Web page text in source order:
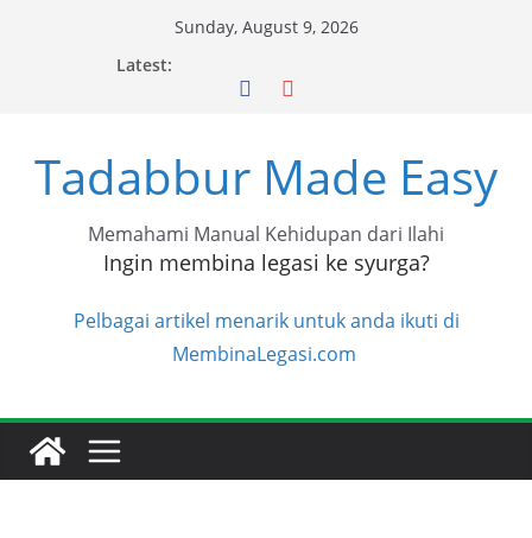
Sunday, August 9, 2026
Latest:
Tadabbur Made Easy
Memahami Manual Kehidupan dari Ilahi
Ingin membina legasi ke syurga?
Pelbagai artikel menarik untuk anda ikuti di
MembinaLegasi.com